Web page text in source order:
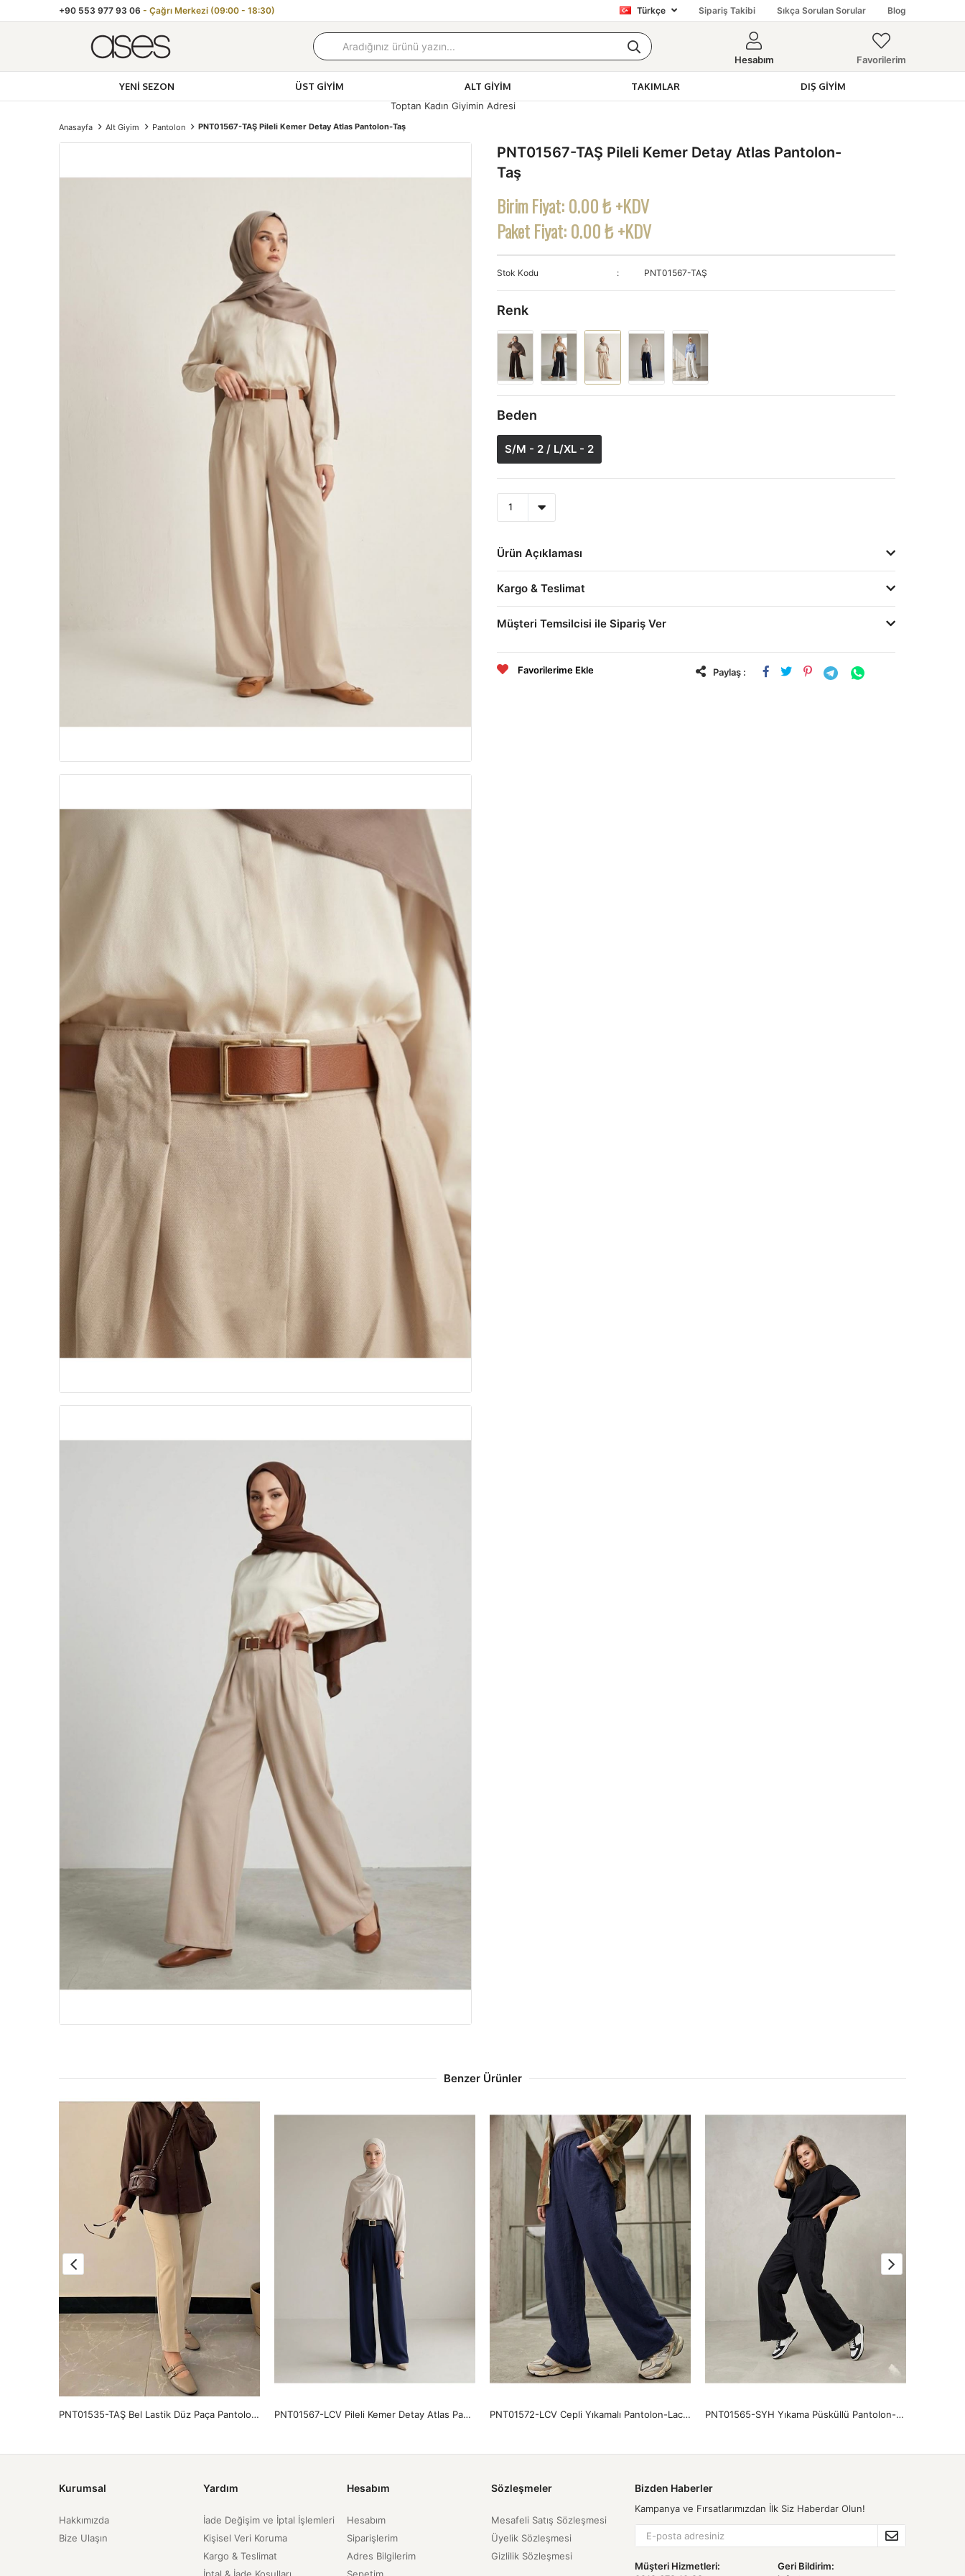
+90 553 977 93 06- Çağrı Merkezi (09:00 - 18:30) Türkçe Sipariş Takibi Sıkça Sorulan Sorular Blog
Hesabım Favorilerim
YENI SEZON ÜST GIYIM ALT GIYIM TAKIMLAR
DIŞ GIYIM
Anasayfa Alt Giyim Pantolon PNT01567-TAŞ Pileli Kemer Detay Atlas Pantolon-Taş
PNT01567-TAŞ Pileli Kemer Detay Atlas Pantolon-
Taş
Birim Fiyat:0.00 ₺ +KDV
Paket Fiyat:0.00 ₺ +KDV
Stok Kodu PNT01567-TAŞ
Renk
Beden
S/M - 2 / L/XL - 2
Ürün Açıklaması
Kargo & Teslimat
Müşteri Temsilcisi ile Sipariş Ver
Favorilerime Ekle Paylaş :
Benzer Ürünler
PNT01535-TAŞ Bel Lastik Düz Paça Pantolon-Taş PNT01567-LCV Pileli Kemer Detay Atlas Pantolon-Lacivert PNT01572-LCV Cepli Yıkamalı Pantolon-Lacivert PNT01565-SYH Yıkama Püsküllü Pantolon-Siyah
Kurumsal
Hakkımızda
Bize Ulaşın
Yardım
İade Değişim ve İptal İşlemleri
Kişisel Veri Koruma
Kargo & Teslimat
Hesabım
Hesabım
Siparişlerim
Adres Bilgilerim
Sözleşmeler
Mesafeli Satış Sözleşmesi
Üyelik Sözleşmesi
Gizlilik Sözleşmesi
Bizden Haberler
Kampanya ve Fırsatlarımızdan İlk Siz Haberdar Olun!
Müşteri Hizmetleri:
Geri Bildirim: